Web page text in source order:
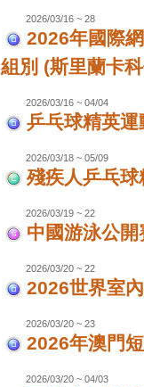
2026/03/16 ~ 28
2026年國際
組別 (斯里蘭卡
2026/03/16 ~ 04/04
乒乓球精英
2026/03/18 ~ 05/09
殘疾人乒乓
2026/03/19 ~ 22
中國游泳公
2026/03/20 ~ 22
2026世界室
2026/03/20 ~ 23
2026年澳門
2026/03/20 ~ 04/03